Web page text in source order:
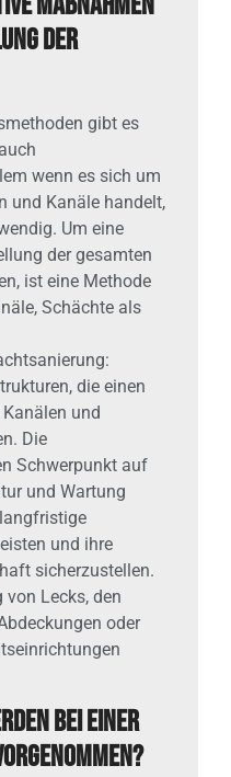
der
gibt es
wenn es sich um
und Kanäle handelt,
Um eine
der gesamten
ist eine Methode
Schächte als
die einen
und
Die
Schwerpunkt auf
und Wartung
und ihre
sicherzustellen.
Lecks, den
oder
bei einer